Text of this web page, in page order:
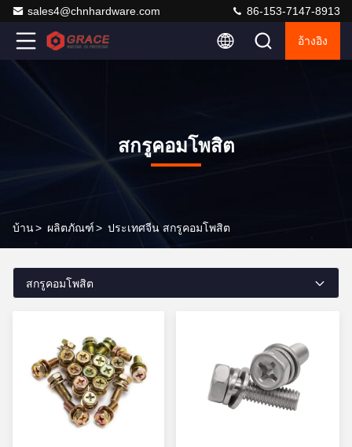
sales4@chnhardware.com 86-153-7147-8913
อ้างอิง
สกรูคอมโพสิต
บ้าน> ผลิตภัณฑ์> ประเทศจีน สกรูคอมโพสิต
สกรูคอมโพสิต